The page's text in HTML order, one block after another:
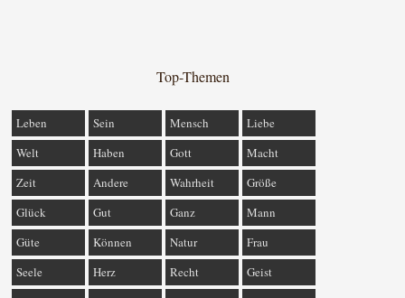
Top-Themen
Leben Sein Mensch
Liebe
Welt
Haben Gott
Macht
Zeit
Andere Wahrheit
Größe
Glück
Gut Ganz
Mann
Güte
Können Natur
Frau
Seele
Herz Recht
Geist